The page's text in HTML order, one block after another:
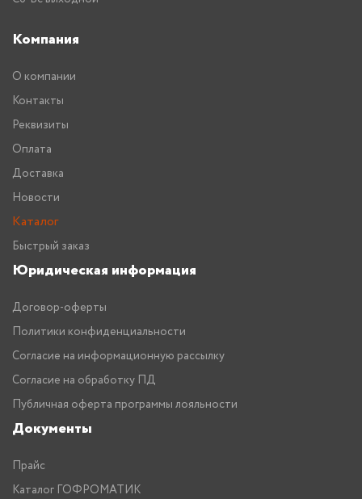
Компания
О компании
Контакты
Реквизиты
Оплата
Доставка
Новости
Каталог
Быстрый заказ
Юридическая информация
Договор-оферты
Политики конфиденциальности
Согласие на информационную рассылку
Согласие на обработку ПД
Публичная оферта программы лояльности
Документы
Прайс
Каталог ГОФРОМАТИК